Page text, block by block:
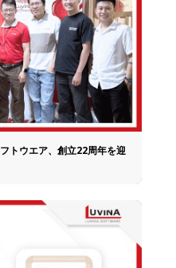
トウエア、創立22周年を迎